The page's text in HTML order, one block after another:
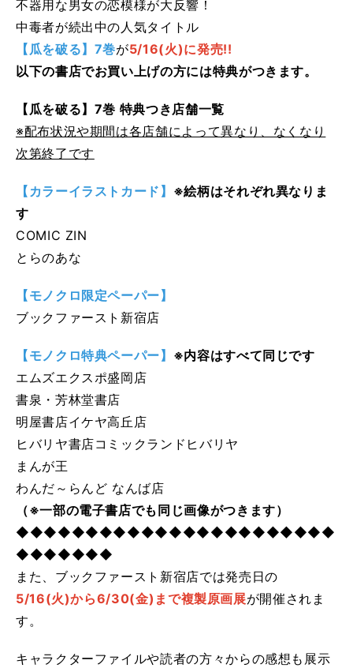
不器用な男女の恋模様が大反響！
中毒者が続出中の人気タイトル
【瓜を破る】7巻が5/16(火)に発売!!
以下の書店でお買い上げの方には特典がつきます。
【瓜を破る】7巻 特典つき店舗一覧
※配布状況や期間は各店舗によって異なり、なくなり
次第終了です
【カラーイラストカード 】 ※絵柄はそれぞれ異なりま
す
COMIC ZIN
とらのあな
【モノクロ限定ペーパー】
ブックファースト新宿店
【モノクロ特典ペーパー】 ※内容はすべて同じです
エムズエクスポ盛岡店
書泉・芳林堂書店
明屋書店イケヤ高丘店
ヒバリヤ書店コミックランドヒバリヤ
まんが王
わんだ～らんど なんば店
（※一部の電子書店でも同じ画像がつきます）
◆◆◆◆◆◆◆◆◆◆◆◆◆◆◆◆◆◆◆◆◆◆◆
◆◆◆◆◆◆◆
また、ブックファースト新宿店では発売日の
5/16(火)から6/30(金)まで複製原画展が開催されま
す。
キャラクターファイルや読者の方々からの感想も展示